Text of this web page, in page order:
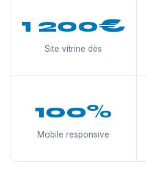
1 200€
Site vitrine dès
100%
Mobile responsive